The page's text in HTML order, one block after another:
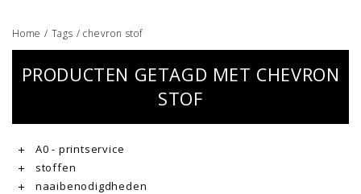
Home / Tags /chevron stof
PRODUCTEN GETAGD MET CHEVRON
STOF
A0 - printservice
stoffen
naaibenodigdheden